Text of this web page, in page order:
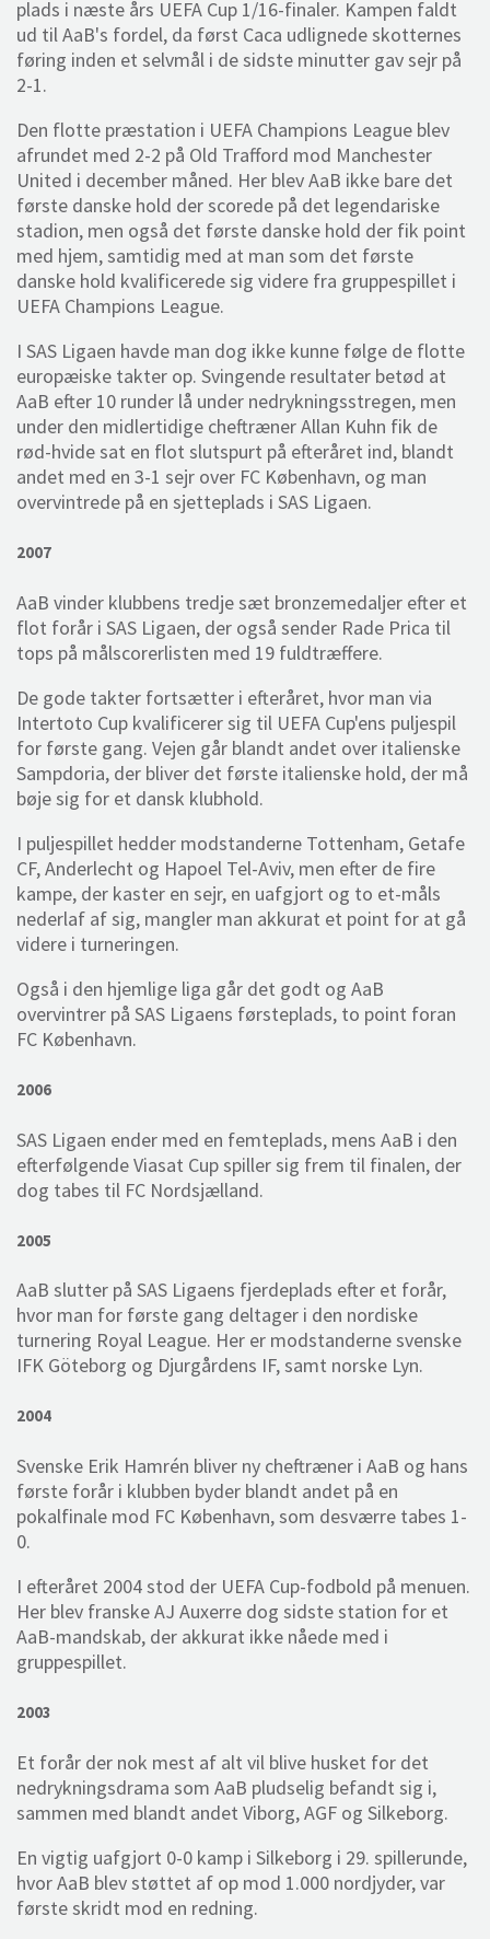
plads i næste års UEFA Cup 1/16-finaler. Kampen faldt
ud til AaB's fordel, da først Caca udlignede skotternes
føring inden et selvmål i de sidste minutter gav sejr på
2-1.
Den flotte præstation i UEFA Champions League blev
afrundet med 2-2 på Old Trafford mod Manchester
United i december måned. Her blev AaB ikke bare det
første danske hold der scorede på det legendariske
stadion, men også det første danske hold der fik point
med hjem, samtidig med at man som det første
danske hold kvalificerede sig videre fra gruppespillet i
UEFA Champions League.
I SAS Ligaen havde man dog ikke kunne følge de flotte
europæiske takter op. Svingende resultater betød at
AaB efter 10 runder lå under nedrykningsstregen, men
under den midlertidige cheftræner Allan Kuhn fik de
rød-hvide sat en flot slutspurt på efteråret ind, blandt
andet med en 3-1 sejr over FC København, og man
overvintrede på en sjetteplads i SAS Ligaen.
2007
AaB vinder klubbens tredje sæt bronzemedaljer efter et
flot forår i SAS Ligaen, der også sender Rade Prica til
tops på målscorerlisten med 19 fuldtræffere.
De gode takter fortsætter i efteråret, hvor man via
Intertoto Cup kvalificerer sig til UEFA Cup'ens puljespil
for første gang. Vejen går blandt andet over italienske
Sampdoria, der bliver det første italienske hold, der må
bøje sig for et dansk klubhold.
I puljespillet hedder modstanderne Tottenham, Getafe
CF, Anderlecht og Hapoel Tel-Aviv, men efter de fire
kampe, der kaster en sejr, en uafgjort og to et-måls
nederlaf af sig, mangler man akkurat et point for at gå
videre i turneringen.
Også i den hjemlige liga går det godt og AaB
overvintrer på SAS Ligaens førsteplads, to point foran
FC København.
2006
SAS Ligaen ender med en femteplads, mens AaB i den
efterfølgende Viasat Cup spiller sig frem til finalen, der
dog tabes til FC Nordsjælland.
2005
AaB slutter på SAS Ligaens fjerdeplads efter et forår,
hvor man for første gang deltager i den nordiske
turnering Royal League. Her er modstanderne svenske
IFK Göteborg og Djurgårdens IF, samt norske Lyn.
2004
Svenske Erik Hamrén bliver ny cheftræner i AaB og hans
første forår i klubben byder blandt andet på en
pokalfinale mod FC København, som desværre tabes 1-
0.
I efteråret 2004 stod der UEFA Cup-fodbold på menuen.
Her blev franske AJ Auxerre dog sidste station for et
AaB-mandskab, der akkurat ikke nåede med i
gruppespillet.
2003
Et forår der nok mest af alt vil blive husket for det
nedrykningsdrama som AaB pludselig befandt sig i,
sammen med blandt andet Viborg, AGF og Silkeborg.
En vigtig uafgjort 0-0 kamp i Silkeborg i 29. spillerunde,
hvor AaB blev støttet af op mod 1.000 nordjyder, var
første skridt mod en redning.